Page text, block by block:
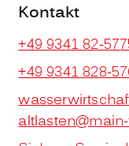
Kontakt
+49 9341 82-
+49 9341 828-